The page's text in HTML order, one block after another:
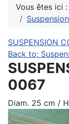
Vous êtes ici :
SUSPENSION
Back to:
0067
Diam. 25 cm /